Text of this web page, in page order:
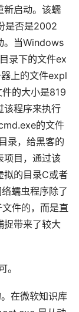
新启动。该蠕
是否是2002
。当Windows
录下的文件ex
上的文件expl
的大小是819
程序来执行
的文件
录，给黑客的
项目，通过该
拟的目录C或者
蠕虫程序除了
件的，而是直
捉带来了较大
。
在微软知识库